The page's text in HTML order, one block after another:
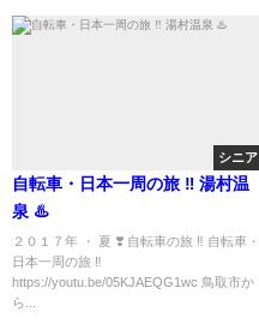
シニア
自転車・日本一周の旅 ‼︎ 湯村温
泉 ♨️
２０１７年 ・ 夏 ❣️ 自転車の旅 ‼︎ 自転車・
日本一周の旅 ‼︎
https://youtu.be/05KJAEQG1wc 鳥取市か
ら...